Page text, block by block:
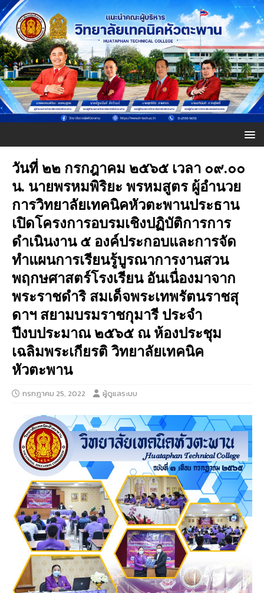
วันที่ ๒๒ กรกฎาคม ๒๕๖๕ เวลา ๐๙.๐๐
น. นายพรหมพิริยะ พรหมสูตร ผู้อำนวย
การวิทยาลัยเทคนิคหัวตะพานประธาน
เปิดโครงการอบรมเชิงปฏิบัติการการ
ดำเนินงาน ๕ องค์ประกอบและการจัด
ทำแผนการเรียนรู้บูรณาการงานสวน
พฤกษศาสตร์โรงเรียน อันเนื่องมาจาก
พระราชดำริ สมเด็จพระเทพรัตนราชสุ
ดาฯ สยามบรมราชกุมารี ประจำ
ปีงบประมาณ ๒๕๖๕ ณ ห้องประชุม
เฉลิมพระเกียรติ วิทยาลัยเทคนิค
หัวตะพาน
กรกฎาคม 25, 2022 ผู้ดูแลระบบ